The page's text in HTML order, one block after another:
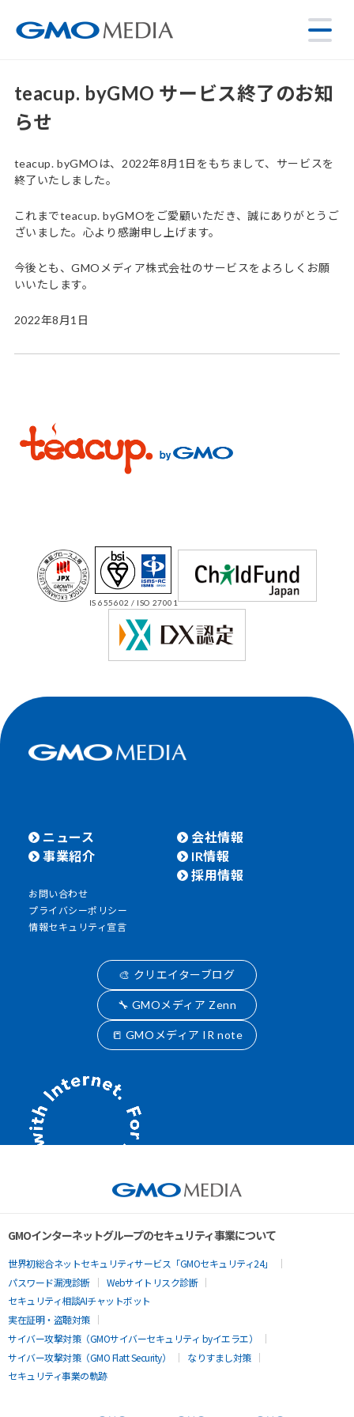
teacup. byGMO サービス終了のお知
らせ
teacup. byGMOは、2022年8月1日をもちまして、サービスを
終了いたしました。
これまでteacup. byGMOをご愛顧いただき、誠にありがとうご
ざいました。心より感謝申し上げます。
今後とも、GMOメディア株式会社のサービスをよろしくお願
いいたします。
2022年8月1日
IS 655602 / ISO 27001
ニュース
事業紹介
会社情報
IR情報
採用情報
お問い合わせ
プライバシーポリシー
情報セキュリティ宣言
🎨 クリエイターブログ
🔧 GMOメディア Zenn
📒 GMOメディア IR note
GMOインターネットグループのセキュリティ事業について
世界初総合ネットセキュリティサービス「GMOセキュリティ24」
パスワード漏洩診断
Webサイトリスク診断
セキュリティ相談AIチャットボット
実在証明・盗聴対策
サイバー攻撃対策（GMOサイバーセキュリティ byイエラエ）
サイバー攻撃対策（GMO Flatt Security）
なりすまし対策
セキュリティ事業の軌跡